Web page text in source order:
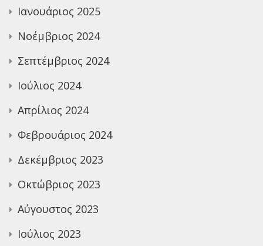
Ιανουάριος 2025
Νοέμβριος 2024
Σεπτέμβριος 2024
Ιούλιος 2024
Απρίλιος 2024
Φεβρουάριος 2024
Δεκέμβριος 2023
Οκτώβριος 2023
Αύγουστος 2023
Ιούλιος 2023